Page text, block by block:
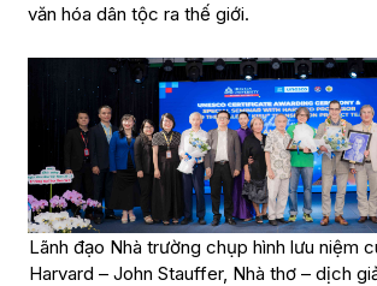
văn hóa dân tộc ra thế giới.
Lãnh đạo Nhà trường chụp hình lưu niệm
Harvard – John Stauffer, Nhà thơ – dịch